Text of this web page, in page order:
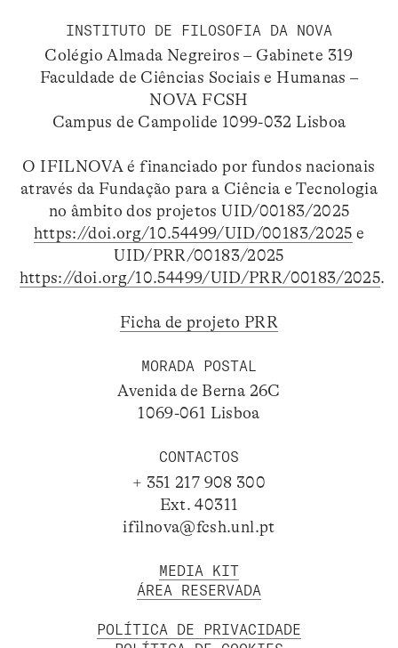
INSTITUTO DE FILOSOFIA DA NOVA
Colégio Almada Negreiros – Gabinete 319
Faculdade de Ciências Sociais e Humanas –
NOVA FCSH
Campus de Campolide 1099-032 Lisboa
O IFILNOVA é financiado por fundos nacionais
através da Fundação para a Ciência e Tecnologia
no âmbito dos projetos UID/00183/2025
https://doi.org/10.54499/UID/00183/2025 e
UID/PRR/00183/2025
https://doi.org/10.54499/UID/PRR/00183/2025.
Ficha de projeto PRR
MORADA POSTAL
Avenida de Berna 26C
1069-061 Lisboa
CONTACTOS
+ 351 217 908 300
Ext. 40311
ifilnova@fcsh.unl.pt
MEDIA KIT
ÁREA RESERVADA
POLÍTICA DE PRIVACIDADE